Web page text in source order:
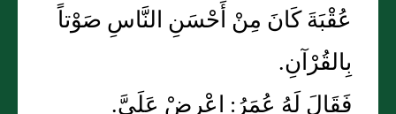
عُقْبَةَ كَانَ مِنْ أَحْسَنِ النَّاسِ صَوْتاً
بِالقُرْآنِ.